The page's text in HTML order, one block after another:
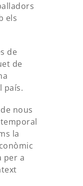
els
de
de
país.
nous
la
per a